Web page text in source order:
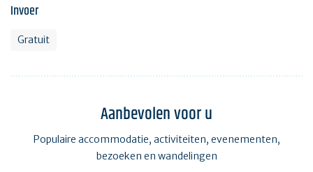
Invoer
Gratuit
Aanbevolen voor u
Populaire accommodatie, activiteiten, evenementen,
bezoeken en wandelingen